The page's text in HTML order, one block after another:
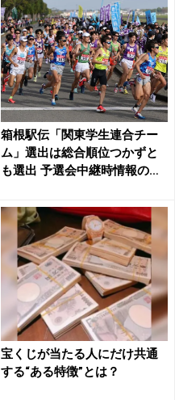
箱根駅伝「関東学生連合チー
ム」選出は総合順位つかずと
も選出 予選会中継時情報の
宝くじが当たる人にだけ共通
する“ある特徴”とは？